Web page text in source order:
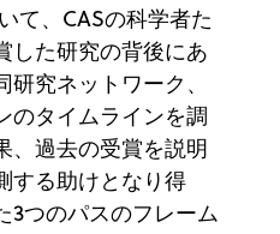
て、CASの科学者た
した研究の背後にあ
究ネットワーク、
のタイムラインを調
、過去の受賞を説明
する助けとなり得
3つのパスのフレーム